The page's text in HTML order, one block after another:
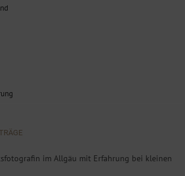
im Allgäu mit Erfahrung bei kleinen